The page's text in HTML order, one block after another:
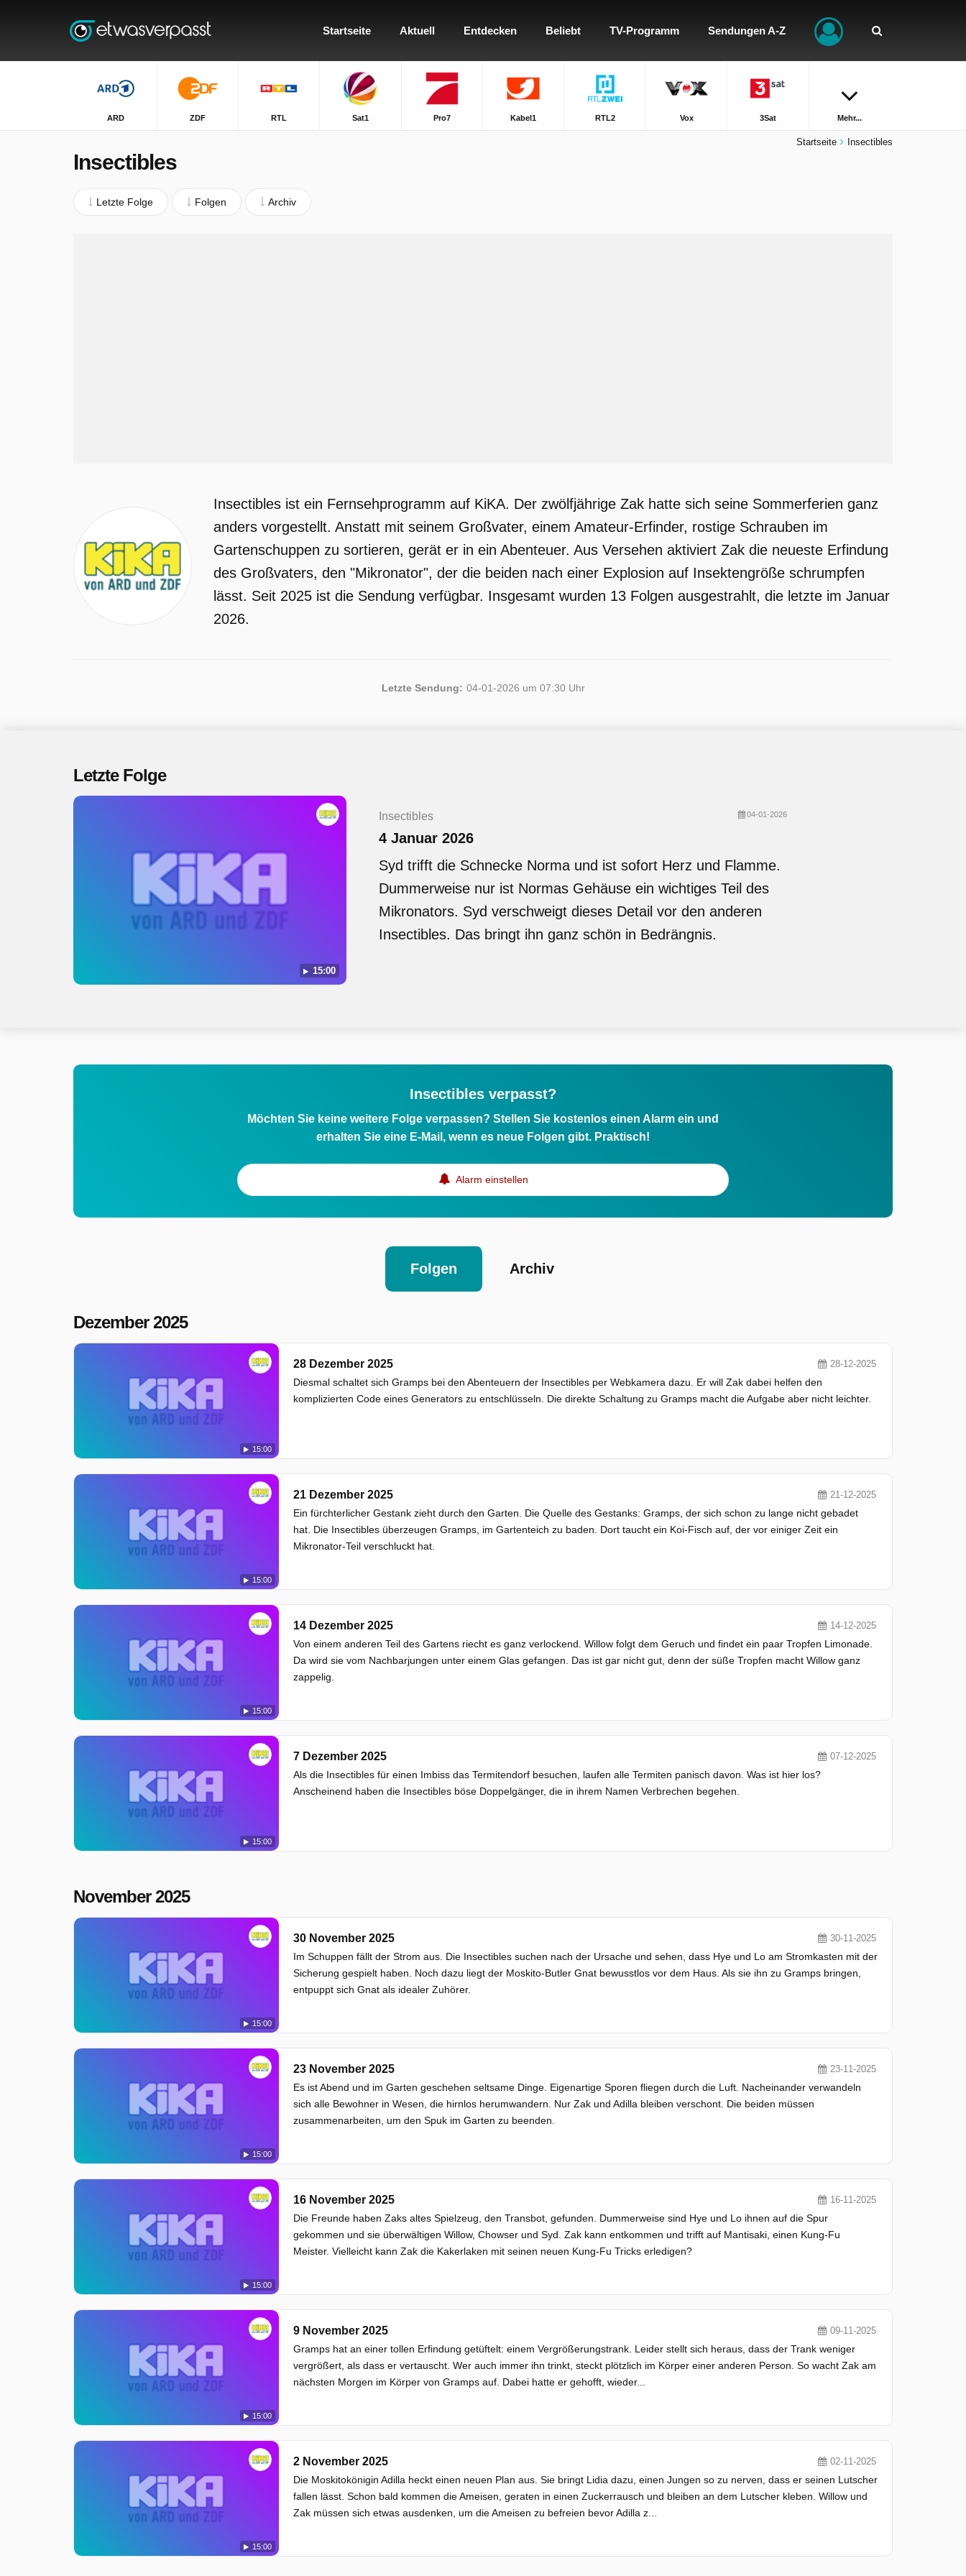
Startseite Aktuell Entdecken Beliebt TV-Programm Sendungen A-Z
ARD ZDF RTL Sat1 Pro7 Kabel1 RTL2 Vox 3Sat Mehr...
Startseite Insectibles
Insectibles
Letzte Folge Folgen Archiv
Insectibles ist ein Fernsehprogramm auf KiKA. Der zwölfjährige Zak hatte sich seine Sommerferien ganz
anders vorgestellt. Anstatt mit seinem Großvater, einem Amateur-Erfinder, rostige Schrauben im
Gartenschuppen zu sortieren, gerät er in ein Abenteuer. Aus Versehen aktiviert Zak die neueste Erfindung
des Großvaters, den "Mikronator", der die beiden nach einer Explosion auf Insektengröße schrumpfen
lässt. Seit 2025 ist die Sendung verfügbar. Insgesamt wurden 13 Folgen ausgestrahlt, die letzte im Januar
2026.
Letzte Sendung: 04-01-2026 um 07:30 Uhr
Letzte Folge
15:00
Insectibles 04-01-2026
4 Januar 2026
Syd trifft die Schnecke Norma und ist sofort Herz und Flamme.
Dummerweise nur ist Normas Gehäuse ein wichtiges Teil des
Mikronators. Syd verschweigt dieses Detail vor den anderen
Insectibles. Das bringt ihn ganz schön in Bedrängnis.
Insectibles verpasst?
Möchten Sie keine weitere Folge verpassen? Stellen Sie kostenlos einen Alarm ein und
erhalten Sie eine E-Mail, wenn es neue Folgen gibt. Praktisch!
Alarm einstellen
Folgen Archiv
Dezember 2025
15:00
28 Dezember 2025 28-12-2025
Diesmal schaltet sich Gramps bei den Abenteuern der Insectibles per Webkamera dazu. Er will Zak dabei helfen den
komplizierten Code eines Generators zu entschlüsseln. Die direkte Schaltung zu Gramps macht die Aufgabe aber nicht leichter.
15:00
21 Dezember 2025 21-12-2025
Ein fürchterlicher Gestank zieht durch den Garten. Die Quelle des Gestanks: Gramps, der sich schon zu lange nicht gebadet
hat. Die Insectibles überzeugen Gramps, im Gartenteich zu baden. Dort taucht ein Koi-Fisch auf, der vor einiger Zeit ein
Mikronator-Teil verschluckt hat.
15:00
14 Dezember 2025 14-12-2025
Von einem anderen Teil des Gartens riecht es ganz verlockend. Willow folgt dem Geruch und findet ein paar Tropfen Limonade.
Da wird sie vom Nachbarjungen unter einem Glas gefangen. Das ist gar nicht gut, denn der süße Tropfen macht Willow ganz
zappelig.
15:00
7 Dezember 2025 07-12-2025
Als die Insectibles für einen Imbiss das Termitendorf besuchen, laufen alle Termiten panisch davon. Was ist hier los?
Anscheinend haben die Insectibles böse Doppelgänger, die in ihrem Namen Verbrechen begehen.
November 2025
15:00
30 November 2025 30-11-2025
Im Schuppen fällt der Strom aus. Die Insectibles suchen nach der Ursache und sehen, dass Hye und Lo am Stromkasten mit der
Sicherung gespielt haben. Noch dazu liegt der Moskito-Butler Gnat bewusstlos vor dem Haus. Als sie ihn zu Gramps bringen,
entpuppt sich Gnat als idealer Zuhörer.
15:00
23 November 2025 23-11-2025
Es ist Abend und im Garten geschehen seltsame Dinge. Eigenartige Sporen fliegen durch die Luft. Nacheinander verwandeln
sich alle Bewohner in Wesen, die hirnlos herumwandern. Nur Zak und Adilla bleiben verschont. Die beiden müssen
zusammenarbeiten, um den Spuk im Garten zu beenden.
15:00
16 November 2025 16-11-2025
Die Freunde haben Zaks altes Spielzeug, den Transbot, gefunden. Dummerweise sind Hye und Lo ihnen auf die Spur
gekommen und sie überwältigen Willow, Chowser und Syd. Zak kann entkommen und trifft auf Mantisaki, einen Kung-Fu
Meister. Vielleicht kann Zak die Kakerlaken mit seinen neuen Kung-Fu Tricks erledigen?
15:00
9 November 2025 09-11-2025
Gramps hat an einer tollen Erfindung getüftelt: einem Vergrößerungstrank. Leider stellt sich heraus, dass der Trank weniger
vergrößert, als dass er vertauscht. Wer auch immer ihn trinkt, steckt plötzlich im Körper einer anderen Person. So wacht Zak am
nächsten Morgen im Körper von Gramps auf. Dabei hatte er gehofft, wieder...
15:00
2 November 2025 02-11-2025
Die Moskitokönigin Adilla heckt einen neuen Plan aus. Sie bringt Lidia dazu, einen Jungen so zu nerven, dass er seinen Lutscher
fallen lässt. Schon bald kommen die Ameisen, geraten in einen Zuckerrausch und bleiben an dem Lutscher kleben. Willow und
Zak müssen sich etwas ausdenken, um die Ameisen zu befreien bevor Adilla z...